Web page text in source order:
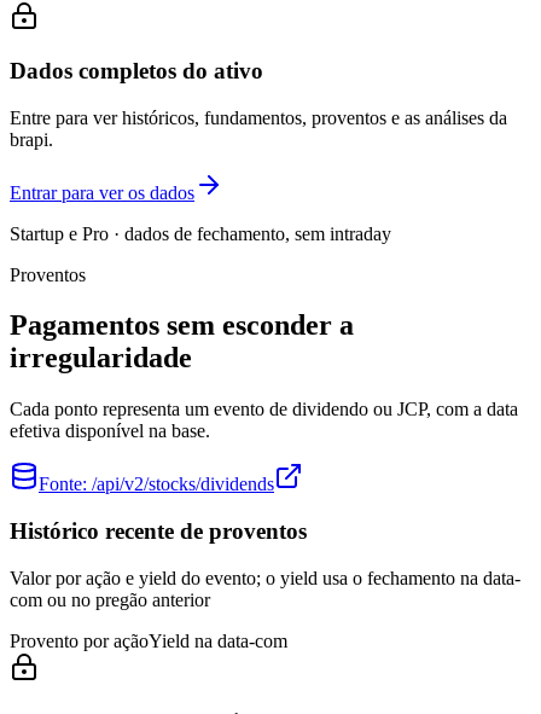
Dados completos do ativo
Entre para ver históricos, fundamentos, proventos e as análises da
brapi.
Entrar para ver os dados
Startup e Pro · dados de fechamento, sem intraday
Proventos
Pagamentos sem esconder a
irregularidade
Cada ponto representa um evento de dividendo ou JCP, com a data
efetiva disponível na base.
Fonte: /api/v2/stocks/dividends
Histórico recente de proventos
Valor por ação e yield do evento; o yield usa o fechamento na data-
com ou no pregão anterior
Provento por açãoYield na data-com